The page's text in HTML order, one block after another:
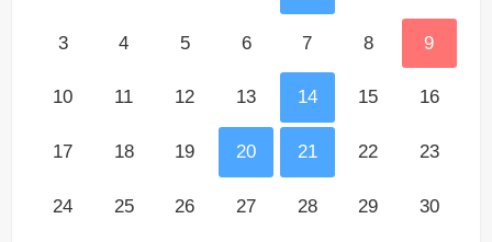
3 4 5 6 7 8 9
10 11 12 13 14 15 16
17 18 19 20 21 22 23
24 25 26 27 28 29 30